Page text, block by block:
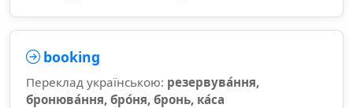
booking
Переклад українською: резервува́ння,
бронюва́ння, бро́ня, бронь, ка́са